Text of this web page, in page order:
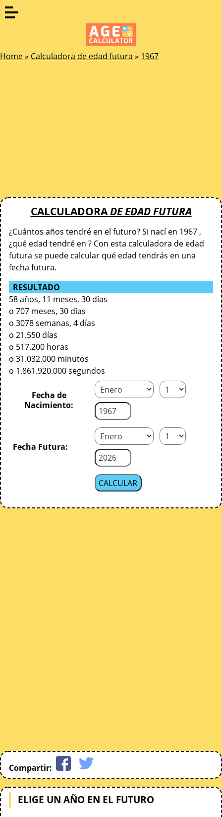
Home» Calculadora de edad futura » 1967
CALCULADORADE EDAD FUTURA
¿Cuántos años tendré en el futuro? Si nací en 1967 ,
¿qué edad tendré en ? Con esta calculadora de edad
futura se puede calcular qué edad tendrás en una
fecha futura.
RESULTADO
58 años, 11 meses, 30 días
o 707 meses, 30 días
o 3078 semanas, 4 días
o 21.550 días
o 517.200 horas
o 31.032.000 minutos
o 1.861.920.000 segundos
Fecha de
Nacimiento:
Fecha Futura:
Compartir:
ELIGE UN AÑO EN EL FUTURO